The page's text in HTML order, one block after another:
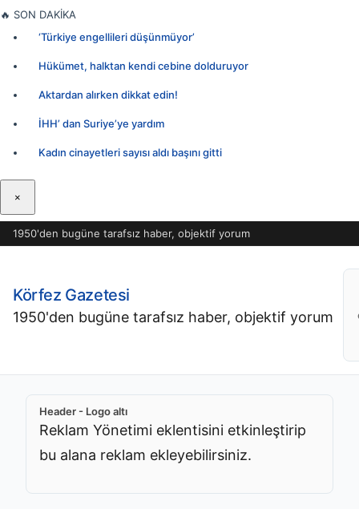
İçeriğe
🔥 SON DAKİKA
‘Türkiye engellileri düşünmüyor’
Hükümet, halktan kendi cebine dolduruyor
Aktardan alırken dikkat edin!
İHH’ dan Suriye’ye yardım
Kadın cinayetleri sayısı aldı başını gitti
×
1950'den bugüne tarafsız haber, objektif yorum
Körfez Gazetesi
1950'den bugüne tarafsız haber, objektif yorum
Header - Logo altı
Reklam Yönetimi eklentisini etkinleştirip
bu alana reklam ekleyebilirsiniz.